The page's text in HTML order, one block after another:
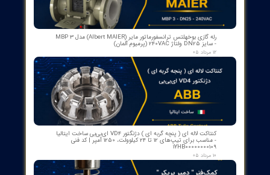
ویژگی‌های کلیدی PM564-R-ETH A0 چیست؟
پاسخ: پردازنده با سرعت بالا برای پردازش سریع، رابط Ethernet
یکپارچه برای ارتباط با شبکه‌های اتوماسیون، اندازه‌گیری دقیق
سیگنال‌های الکتریکی، طراحی مقاوم در برابر نویز و شرایط سخت
محیطی، و امکان توسعه ماژولار برای پیکربندی منعطف.
آیا این مدل از توسعه ماژولار پشتیبانی می‌کند؟
پاسخ: بله. PM564-R-ETH A0 از قابلیت توسعه ماژولار (modular
expansion) برخوردار است تا بتوانید پیکربندی را با نیازهای کنترل
مختلف سازگار کنید.
کجاها می‌توان از این محصول استفاده کرد؟